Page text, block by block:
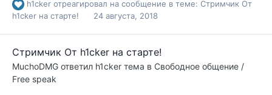
h1cker отреагировал на сообщение в теме: Стримчик От
h1cker на старте!
24 августа, 2018
Стримчик От h1cker на старте!
MuchoDMG ответил h1cker тема в Свободное общение /
Free speak